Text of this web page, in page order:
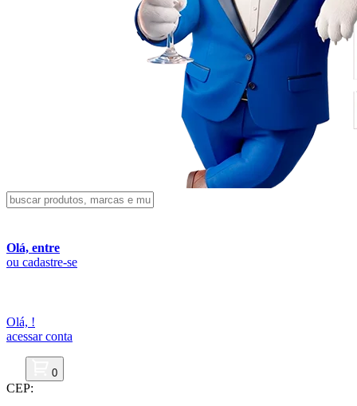
Olá, entre
ou cadastre-se
Olá, !
acessar conta
0
CEP: